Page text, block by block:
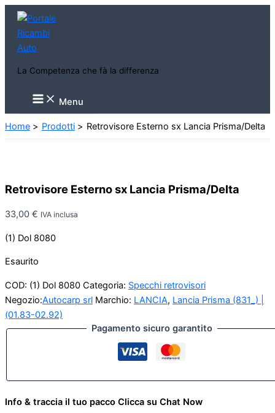
contenuto
La Competenza che fà la differenza
Main
Menu Menu
Home Prodotti Retrovisore Esterno sx Lancia Prisma/Delta
Retrovisore Esterno sx Lancia Prisma/Delta
33,00 € IVA inclusa
(1) Dol 8080
Esaurito
COD: (1) Dol 8080 Categoria: Specchi retrovisori
Negozio:Autocarp srl Marchio: LANCIA, Lancia Prisma (831_) |
(01.83-02.92)
Pagamento sicuro garantito
Info & traccia il tuo pacco Clicca su Chat Now